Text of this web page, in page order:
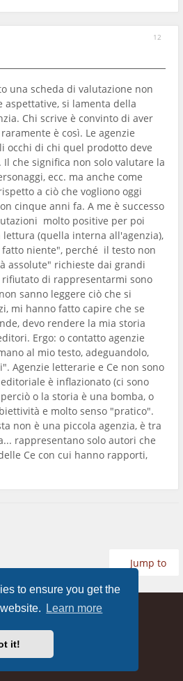
to ensure you get the
Learn more
it!
12
una scheda di valutazione non
si lamenta della
Chi scrive è convinto di aver
è così. Le agenzie
occhi di chi quel prodotto deve
che significa non solo valutare la
ecc. ma anche come
a ciò che vogliono oggi
cinque anni fa. A me è successo
molto positive per poi
(quella interna all'agenzia),
niente", perché il testo non
assolute" richieste dai grandi
di rappresentarmi sono
sanno leggere ciò che si
mi hanno fatto capire che se
devo rendere la mia storia
Ergo: o contatto agenzie
al mio testo, adeguandolo,
Agenzie letterarie e Ce non sono
è inflazionato (ci sono
o la storia è una bomba, o
e molto senso "pratico".
non è una piccola agenzia, è tra
rappresentano solo autori che
Ce con cui hanno rapporti,
Jump to
UTC+02:00